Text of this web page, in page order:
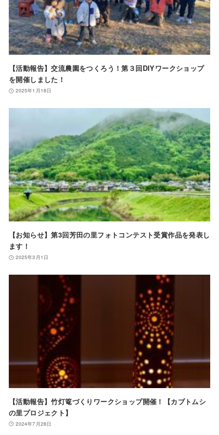
【活動報告】交流農園をつくろう！第３回DIYワークショップ
を開催しました！
2025年1月18日
【お知らせ】第3回芳田の里フォトコンテスト受賞作品を発表し
ます！
2025年3月1日
【活動報告】竹灯篭づくりワークショップ開催！【カブトムシ
の里プロジェクト】
2024年7月28日